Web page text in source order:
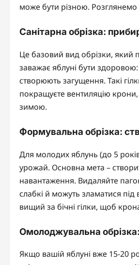
може бути різною.
Санітарна обрізка:
Це базовий вид обрізки, який
заважає яблуні бути
створюють загущення. Такі
покращуєте вентиляцію
зимою.
Формувальна обрізка:
Для молодих яблунь (до 5
урожай. Основна мета –
навантаження. Видаляйте
слабкі й можуть зламатися
вищий за бічні гілки, щоб
Омолоджувальна
Якщо вашій яблуні вже 15-20